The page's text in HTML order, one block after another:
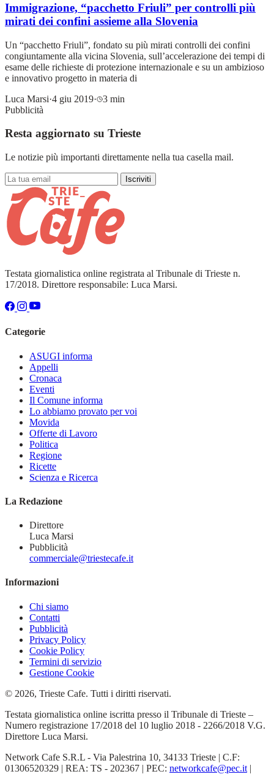
Immigrazione, “pacchetto Friuli” per controlli più
mirati dei confini assieme alla Slovenia
Un “pacchetto Friuli”, fondato su più mirati controlli dei confini
congiuntamente alla vicina Slovenia, sull’accelerazione dei tempi di
esame delle richieste di protezione internazionale e su un ambizioso
e innovativo progetto in materia di
Luca Marsi·4 giu 2019·
3 min
Pubblicità
Resta aggiornato su Trieste
Le notizie più importanti direttamente nella tua casella mail.
Iscriviti
Testata giornalistica online registrata al Tribunale di Trieste n.
17/2018. Direttore responsabile: Luca Marsi.
Categorie
ASUGI informa
Appelli
Cronaca
Eventi
Il Comune informa
Lo abbiamo provato per voi
Movida
Offerte di Lavoro
Politica
Regione
Ricette
Scienza e Ricerca
La Redazione
Direttore
Luca Marsi
Pubblicità
commerciale@triestecafe.it
Informazioni
Chi siamo
Contatti
Pubblicità
Privacy Policy
Cookie Policy
Termini di servizio
Gestione Cookie
© 2026, Trieste Cafe. Tutti i diritti riservati.
Testata giornalistica online iscritta presso il Tribunale di Trieste –
Numero registrazione 17/2018 del 10 luglio 2018 - 2266/2018 V.G.
Direttore Luca Marsi.
Network Cafe S.R.L - Via Palestrina 10, 34133 Trieste | C.F:
01306520329 | REA: TS - 202367 | PEC: networkcafe@pec.it |